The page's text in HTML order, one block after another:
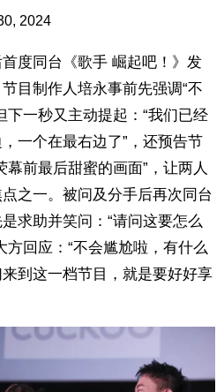
2024
度同台《歌手 崛起吧！》发
目制作人培永事前先强调“不
下一秒又主动提起：“我们已经
一个在最右边了”，还预告节
幕前最后甜蜜的画面”，让两人
之一。被问及分手后再次同台
求助并笑问：“请问这要怎么
方回应：“不会尴尬啦，有什么
到这一档节目，就是要好好享